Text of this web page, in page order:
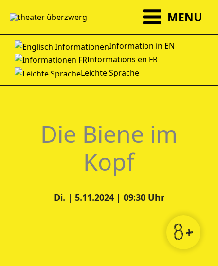
Inhalt
springen
MENU
Information in EN
Informations en FR
Leichte Sprache
Die Biene im
Kopf
Di. | 5.11.2024 | 09:30 Uhr
8+